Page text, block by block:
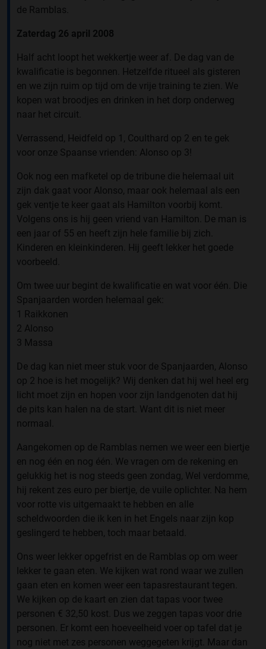
de Ramblas.
Zaterdag 26 april 2008
Half acht loopt het wekkertje weer af. De dag van de
kwalificatie is begonnen. Hetzelfde ritueel als gisteren
en we zijn ruim op tijd om de vrije training te zien. We
kopen wat broodjes en drinken in het dorp onderweg
naar het circuit.
Verrassend, Heidfeld op 1, Coulthard op 2 en te gek
voor onze Spaanse vrienden: Alonso op 3!
Ook nog een mafketel op de tribune die helemaal uit
zijn dak gaat voor Alonso, maar ook helemaal als een
gek ventje te keer gaat als Hamilton voorbij komt.
Volgens ons is hij geen vriend van Hamilton. De man is
een jaar of 55 en heeft zijn hele familie bij zich.
Kinderen en kleinkinderen. Hij geeft lekker het goede
voorbeeld.
Om twee uur begint de kwalificatie en wat voor één. Die
Spanjaarden worden helemaal gek:
1 Raikkonen
2 Alonso
3 Massa
De dag kan niet meer stuk voor de Spanjaarden, Alonso
op 2 hoe is het mogelijk? Wij denken dat hij wel heel erg
licht moet zijn en hopen voor zijn landgenoten dat hij
de pits kan halen na de start. Want dit is niet meer
normaal.
Aangekomen op de Ramblas nemen we weer een biertje
en nog één en nog één. We vragen om de rekening en
gelukkig het is nog steeds geen zondag, Wel verdomme,
hij rekent zes euro per biertje, de vuile oplichter. Na hem
voor rotte vis uitgemaakt te hebben en alle
scheldwoorden die ik ken in het Engels naar zijn kop
geslingerd te hebben, toch maar betaald.
Ons weer lekker opgefrist en de Ramblas op om weer
lekker te gaan eten. We kijken wat rond waar we zullen
gaan eten en komen weer een tapasrestaurant tegen.
We kijken op de kaart en zien dat tapas voor twee
personen € 32,50 kost. Dus we zeggen tapas voor drie
personen. Er komt een hoeveelheid voer op tafel dat je
nog niet met zes personen weggegeten krijgt. Maar dan